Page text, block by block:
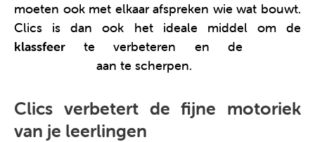
moeten ook met elkaar afspreken wie wat bouwt.
Clics is dan ook het ideale middel om de
klassfeer te verbeteren en de
aan te scherpen.
Clics verbetert de fijne motoriek
van je leerlingen